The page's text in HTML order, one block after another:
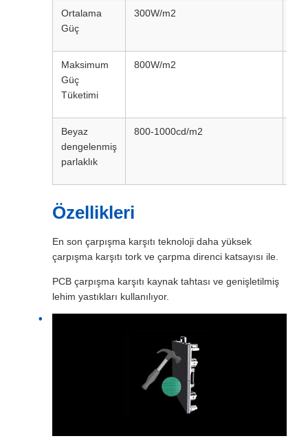
Ortalama
Güç
300W/m2
Maksimum
Güç
Tüketimi
800W/m2
Beyaz
dengelenmiş
parlaklık
800-1000cd/m2
Özellikleri
En son çarpışma karşıtı teknoloji daha yüksek
çarpışma karşıtı tork ve çarpma direnci katsayısı ile.
PCB çarpışma karşıtı kaynak tahtası ve genişletilmiş
lehim yastıkları kullanılıyor.